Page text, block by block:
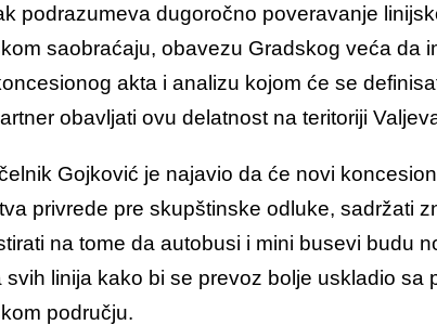
podrazumeva dugoročno poveravanje
saobraćaju, obavezu Gradskog veća da
akta i analizu kojom će se
obavljati ovu delatnost na teritoriji
Gojković je najavio da će novi
privrede pre skupštinske odluke, sadržati
na tome da autobusi i mini busevi budu
svih linija kako bi se prevoz bolje uskladio sa
području.